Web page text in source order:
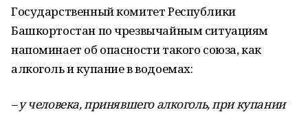
Государственный комитет Республики
Башкортостан по чрезвычайным ситуациям
напоминает об опасности такого союза, как
алкоголь и купание в водоемах:
– у человека, принявшего алкоголь, при купании